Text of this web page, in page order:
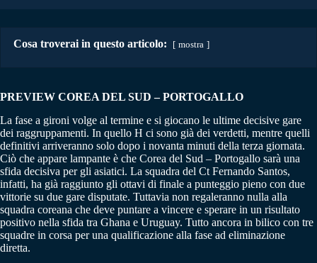
Cosa troverai in questo articolo: mostra
PREVIEW COREA DEL SUD – PORTOGALLO
La fase a gironi volge al termine e si giocano le ultime decisive gare
dei raggruppamenti. In quello H ci sono già dei verdetti, mentre quelli
definitivi arriveranno solo dopo i novanta minuti della terza giornata.
Ciò che appare lampante è che Corea del Sud – Portogallo sarà una
sfida decisiva per gli asiatici. La squadra del Ct Fernando Santos,
infatti, ha già raggiunto gli ottavi di finale a punteggio pieno con due
vittorie su due gare disputate. Tuttavia non regaleranno nulla alla
squadra coreana che deve puntare a vincere e sperare in un risultato
positivo nella sfida tra Ghana e Uruguay. Tutto ancora in bilico con tre
squadre in corsa per una qualificazione alla fase ad eliminazione
diretta.